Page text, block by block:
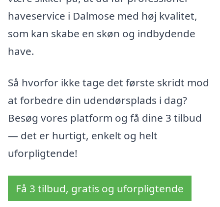
haveservice i Dalmose med høj kvalitet,
som kan skabe en skøn og indbydende
have.
Så hvorfor ikke tage det første skridt mod
at forbedre din udendørsplads i dag?
Besøg vores platform og få dine 3 tilbud
— det er hurtigt, enkelt og helt
uforpligtende!
Få 3 tilbud, gratis og uforpligtende